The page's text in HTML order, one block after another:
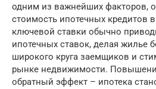
одним из важнейших факторов,
стоимость ипотечных кредитов
ключевой ставки обычно
ипотечных ставок, делая жилье
широкого круга заемщиков и
рынке недвижимости.
обратный эффект – ипотека